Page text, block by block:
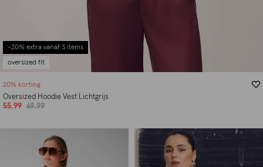
-20% extra vanaf 3 items
oversized fit
20% korting
Oversized Hoodie Vest Lichtgrijs
55.99
69.99